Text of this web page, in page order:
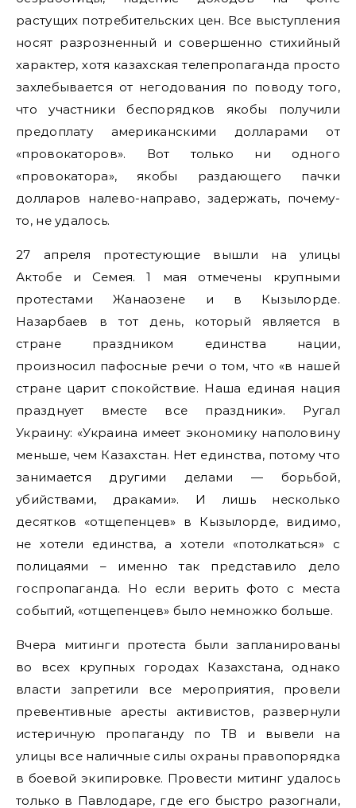
растущих потребительских цен. Все выступления
носят разрозненный и совершенно стихийный
характер, хотя казахская телепропаганда просто
захлебывается от негодования по поводу того,
что участники беспорядков якобы получили
предоплату американскими долларами от
«провокаторов». Вот только ни одного
«провокатора», якобы раздающего пачки
долларов налево-направо, задержать, почему-
то, не удалось.
27 апреля протестующие вышли на улицы
Актобе и Семея. 1 мая отмечены крупными
протестами Жанаозене и в Кызылорде.
Назарбаев в тот день, который является в
стране праздником единства нации,
произносил пафосные речи о том, что «в нашей
стране царит спокойствие. Наша единая нация
празднует вместе все праздники». Ругал
Украину: «Украина имеет экономику наполовину
меньше, чем Казахстан. Нет единства, потому что
занимается другими делами — борьбой,
убийствами, драками». И лишь несколько
десятков «отщепенцев» в Кызылорде, видимо,
не хотели единства, а хотели «потолкаться» с
полицаями – именно так представило дело
госпропаганда. Но если верить фото с места
событий, «отщепенцев» было немножко больше.
Вчера митинги протеста были запланированы
во всех крупных городах Казахстана, однако
власти запретили все мероприятия, провели
превентивные аресты активистов, развернули
истеричную пропаганду по ТВ и вывели на
улицы все наличные силы охраны правопорядка
в боевой экипировке. Провести митинг удалось
только в Павлодаре, где его быстро разогнали,